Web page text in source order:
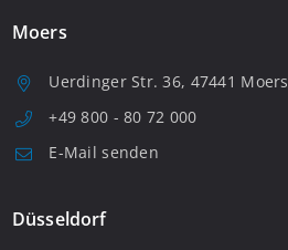
Moers
Uerdinger Str. 36, 47441 Moers
+49 800 - 80 72 000
E-Mail senden
Düsseldorf